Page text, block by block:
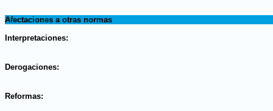
Afectaciones a otras normas
Interpretaciones:
Derogaciones:
Reformas: